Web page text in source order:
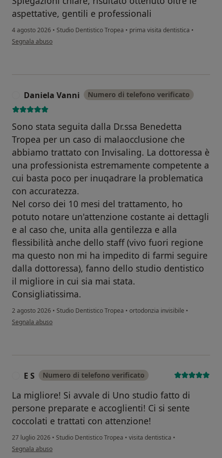
aspettative, gentili e professionali
4 agosto 2026 • Studio Dentistico Tropea • prima visita dentistica •
secondo l'opinione dell'utente Francesco
Segnala abuso
Daniela Vanni Numero di telefono verificato
Sono stata seguita dalla Dr.ssa Benedetta
Tropea per un caso di malaocclusione che
abbiamo trattato con Invisaling. La dottoressa è
una professionista estremamente competente a
cui basta poco per inuqadrare la problematica
con accuratezza.
Nel corso dei 10 mesi del trattamento, ho
potuto notare un'attenzione costante ai dettagli
e al caso che, unita alla gentilezza e alla
flessibilità anche dello staff (vivo fuori regione
ma questo non mi ha impedito di farmi seguire
dalla dottoressa), fanno dello studio dentistico
il migliore in cui sia mai stata.
Consigliatissima.
2 agosto 2026 • Studio Dentistico Tropea • ortodonzia invisibile •
secondo l'opinione dell'utente Daniela Vanni
Segnala abuso
E S Numero di telefono verificato
La migliore! Si avvale di Uno studio fatto di
persone preparate e accoglienti! Ci si sente
coccolati e trattati con attenzione!
27 luglio 2026 • Studio Dentistico Tropea • visita dentistica •
secondo l'opinione dell'utente E S
Segnala abuso